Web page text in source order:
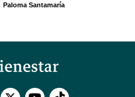
Paloma Santamaría